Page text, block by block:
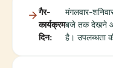
गैर-
कार्यक्रम
दिन:
मंगलवार-
बजे तक देखने
है। उपलब्धता